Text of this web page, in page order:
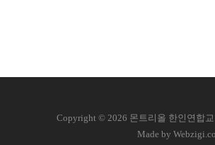
Copyright © 2026 몬트리올 한인연합교
Made by